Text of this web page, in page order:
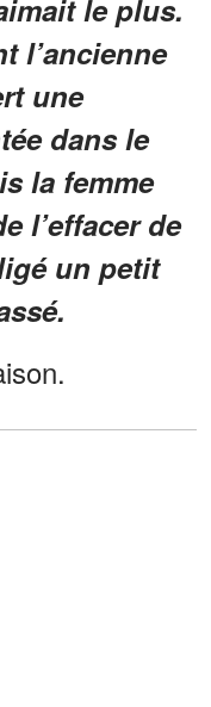
le plus.
l’ancienne
une
dans le
la femme
l’effacer de
un petit